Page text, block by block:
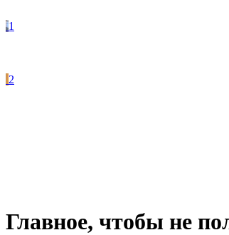
1
2
Главное, чтобы не